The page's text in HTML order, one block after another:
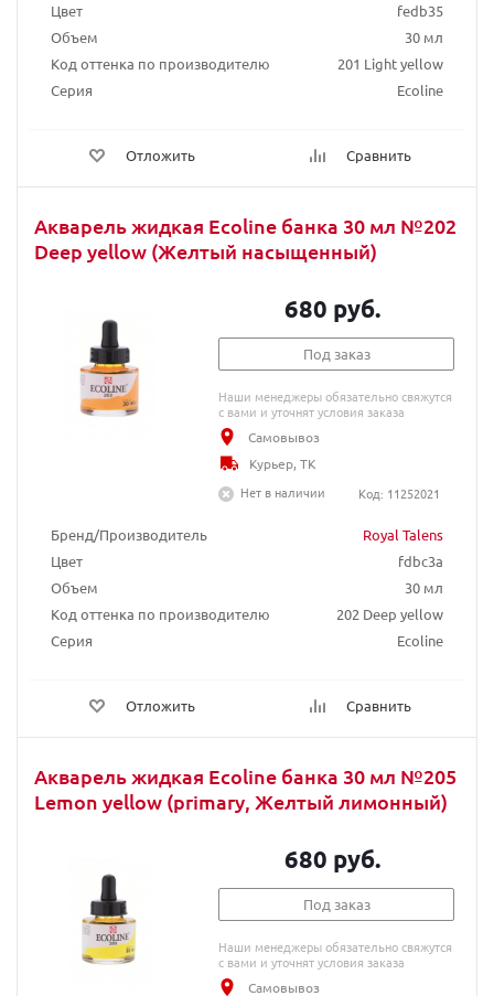
Цвет
fedb35
Объем
30 мл
Код оттенка по производителю
201 Light yellow
Серия
Ecoline
Отложить Сравнить
Акварель жидкая Ecoline банка 30 мл №202
Deep yellow (Желтый насыщенный)
Бренд/Производитель
Royal Talens
Цвет
fdbc3a
Объем
30 мл
Код оттенка по производителю
202 Deep yellow
Серия
Ecoline
Отложить Сравнить
680 руб.
Под заказ
Наши менеджеры обязательно свяжутся
с вами и уточнят условия заказа
Самовывоз
Курьер, ТК
Нет в наличии
Код: 11252021
Акварель жидкая Ecoline банка 30 мл №205
Lemon yellow (primary, Желтый лимонный)
680 руб.
Под заказ
Наши менеджеры обязательно свяжутся
с вами и уточнят условия заказа
Самовывоз